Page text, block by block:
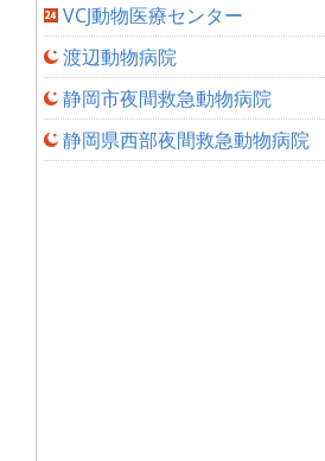
VCJ動物医療センター
渡辺動物病院
静岡市夜間救急動物病院
静岡県西部夜間救急動物病院